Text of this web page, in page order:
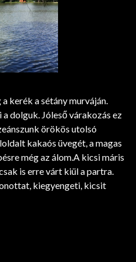
kerék a sétány murváján.
a dolguk. Jóleső várakozás ez
örökös utolsó
kakaós üvegét, a magas
még az álom.A kicsi máris
is erre várt kiül a partra.
kiegyengeti, kicsit